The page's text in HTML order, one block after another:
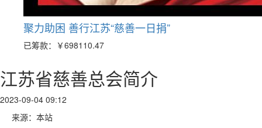
聚力助困 善行江苏“慈善一日捐”
已筹款： ￥698110.47
江苏省慈善总会简介
2023-09-04 09:12
来源：本站